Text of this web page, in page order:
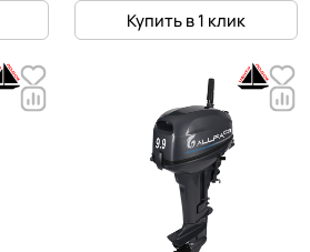
Купить в 1 клик